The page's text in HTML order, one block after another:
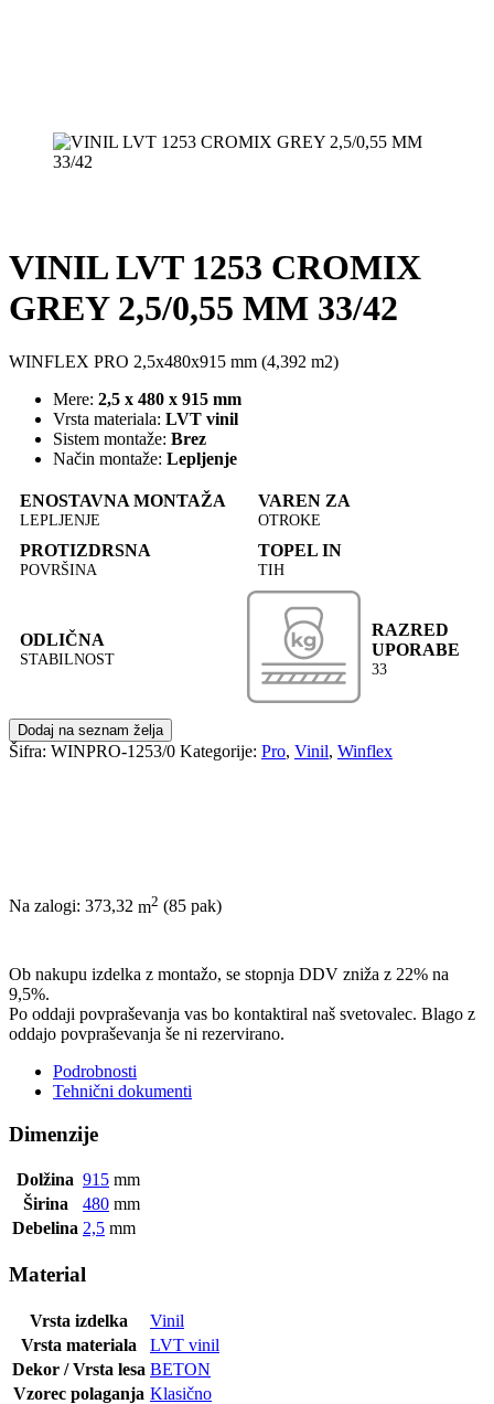
VINIL LVT 1253 CROMIX
GREY 2,5/0,55 MM 33/42
WINFLEX PRO 2,5x480x915 mm (4,392 m2)
Mere: 2,5 x 480 x 915 mm
Vrsta materiala: LVT vinil
Sistem montaže: Brez
Način montaže: Lepljenje
ENOSTAVNA MONTAŽA
LEPLJENJE
VAREN ZA
OTROKE
PROTIZDRSNA
POVRŠINA
TOPEL IN
TIH
ODLIČNA
STABILNOST
RAZRED
UPORABE
33
Dodaj na seznam želja
Šifra: WINPRO-1253/0 Kategorije: Pro, Vinil, Winflex
Na zalogi: 373,32 m2 (85 pak)
Ob nakupu izdelka z montažo, se stopnja DDV zniža z 22% na
9,5%.
Po oddaji povpraševanja vas bo kontaktiral naš svetovalec. Blago z
oddajo povpraševanja še ni rezervirano.
Podrobnosti
Tehnični dokumenti
Dimenzije
Dolžina 915 mm
Širina
480 mm
Debelina 2,5 mm
Material
Vrsta izdelka
Vinil
Vrsta materiala
LVT vinil
Dekor / Vrsta lesa BETON
Vzorec polaganja Klasično